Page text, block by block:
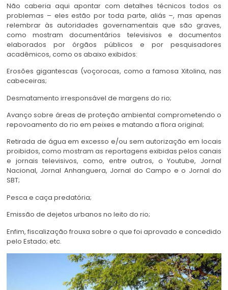
Não caberia aqui apontar com detalhes técnicos todos os
problemas – eles estão por toda parte, aliás –, mas apenas
relembrar às autoridades governamentais que são graves,
como mostram documentários televisivos e documentos
elaborados por órgãos públicos e por pesquisadores
acadêmicos, como os abaixo exibidos:
Erosões gigantescas (voçorocas, como a famosa Xitolina, nas
cabeceiras;
Desmatamento irresponsável de margens do rio;
Avanço sobre áreas de proteção ambiental comprometendo o
repovoamento do rio em peixes e matando a flora original;
Retirada de água em excesso e/ou sem autorização em locais
proibidos, como mostram as reportagens exibidas pelos canais
e jornais televisivos, como, entre outros, o Youtube, Jornal
Nacional, Jornal Anhanguera, Jornal do Campo e o Jornal do
SBT;
Pesca e caça predatória;
Emissão de dejetos urbanos no leito do rio;
Enfim, fiscalização frouxa sobre o que foi aprovado e concedido
pelo Estado; etc.